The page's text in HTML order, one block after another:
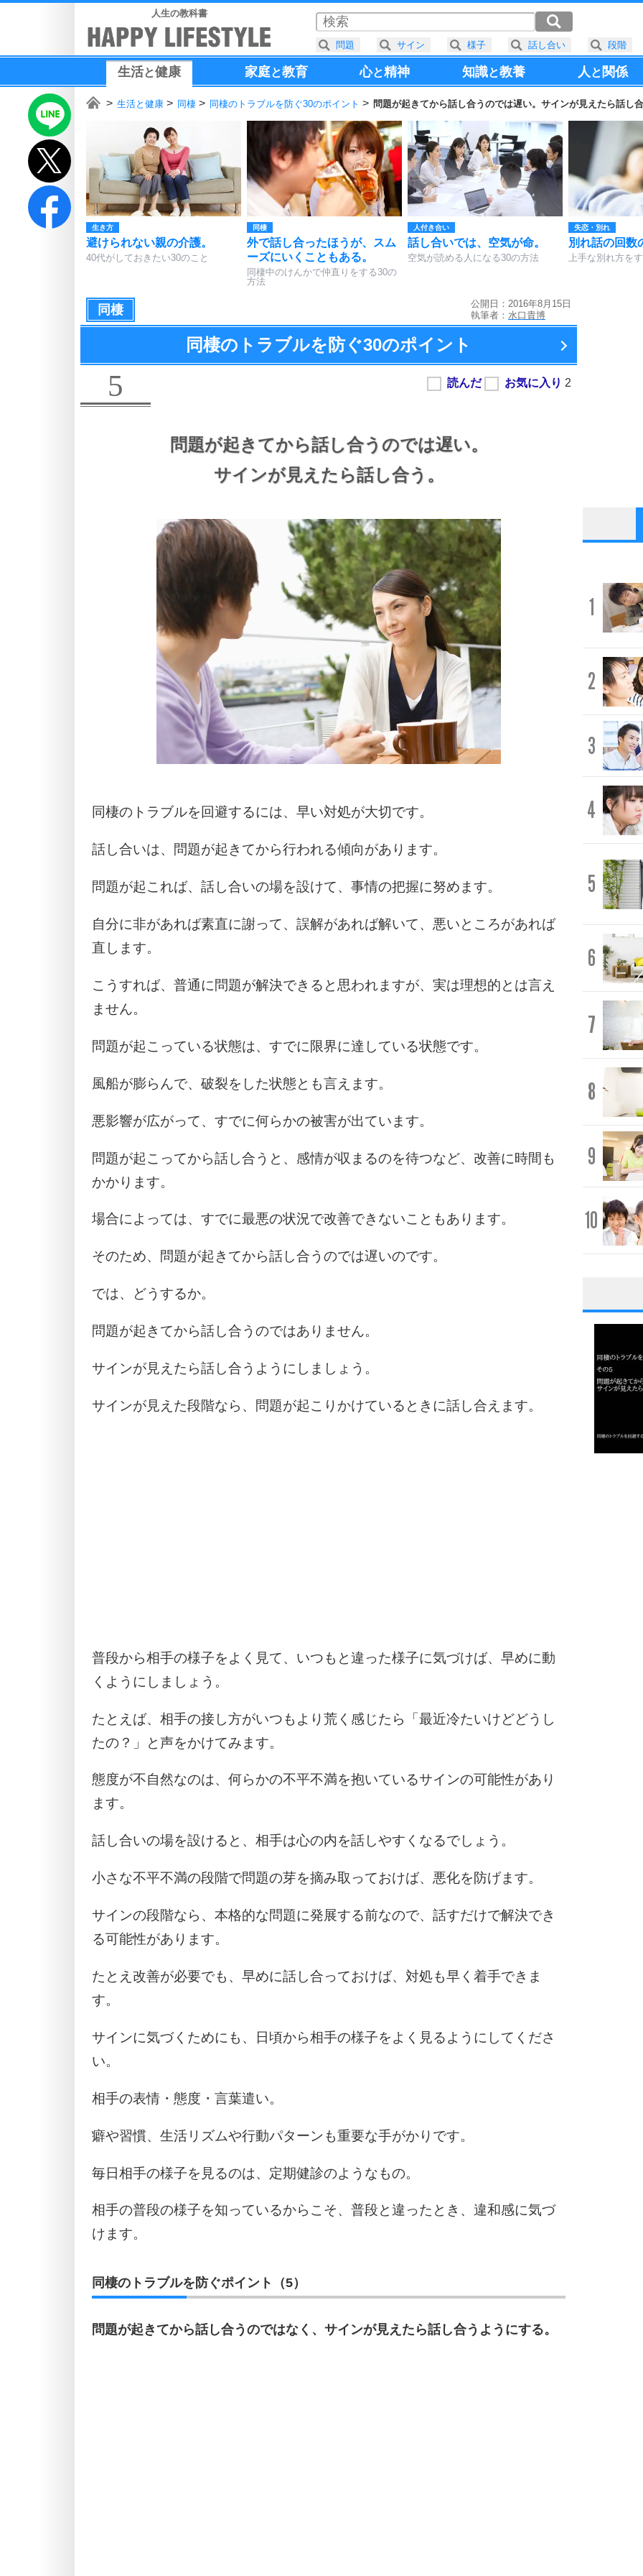
人生の教科書
生活と健康 家庭と教育 心と精神 知識と教養 人と 関係
生活と健康 同棲 同棲のトラブルを防ぐ30のポイント 問題が起きてから話し合うのでは遅い。サインが見えたら話し合
生き方
避けられない親の介護。
40代がしておきたい30のこと
同棲
外で話し合ったほうが、スム
ーズにいくこともある。
同棲中のけんかで仲直りをする30の
方法
人付き合い
話し合いでは、空気が命。
空気が読める人になる30の方法
失恋・別れ
別れ話の回数
上手な別れ方を
同棲
公開日：2016年8月15日
執筆者： 水口貴博
同棲のトラブルを防ぐ30のポイント
5
問題が起きてから話し合うのでは遅い。
サインが見えたら話し合う。
同棲のトラブルを回避するには、早い対処が大切です。
話し合いは、問題が起きてから行われる傾向があります。
問題が起これば、話し合いの場を設けて、事情の把握に努めます。
自分に非があれば素直に謝って、誤解があれば解いて、悪いところがあれば
直します。
こうすれば、普通に問題が解決できると思われますが、実は理想的とは言え
ません。
問題が起こっている状態は、すでに限界に達している状態です。
風船が膨らんで、破裂をした状態とも言えます。
悪影響が広がって、すでに何らかの被害が出ています。
問題が起こってから話し合うと、感情が収まるのを待つなど、改善に時間も
かかります。
場合によっては、すでに最悪の状況で改善できないこともあります。
そのため、問題が起きてから話し合うのでは遅いのです。
では、どうするか。
問題が起きてから話し合うのではありません。
サインが見えたら話し合うようにしましょう。
サインが見えた段階なら、問題が起こりかけているときに話し合えます。
普段から相手の様子をよく見て、いつもと違った様子に気づけば、早めに動
くようにしましょう。
たとえば、相手の接し方がいつもより荒く感じたら「最近冷たいけどどうし
たの？」と声をかけてみます。
態度が不自然なのは、何らかの不平不満を抱いているサインの可能性があり
ます。
話し合いの場を設けると、相手は心の内を話しやすくなるでしょう。
小さな不平不満の段階で問題の芽を摘み取っておけば、悪化を防げます。
サインの段階なら、本格的な問題に発展する前なので、話すだけで解決でき
る可能性があります。
たとえ改善が必要でも、早めに話し合っておけば、対処も早く着手できま
す。
サインに気づくためにも、日頃から相手の様子をよく見るようにしてくださ
い。
相手の表情・態度・言葉遣い。
癖や習慣、生活リズムや行動パターンも重要な手がかりです。
毎日相手の様子を見るのは、定期健診のようなもの。
相手の普段の様子を知っているからこそ、普段と違ったとき、違和感に気づ
けます。
同棲のトラブルを防ぐポイント（5）
問題が起きてから話し合うのではなく、サインが見えたら話し合うようにする。
1
2
3
4
5
6
7
8
9
10
1
3
問題 サイン 様子 話し合い 段階